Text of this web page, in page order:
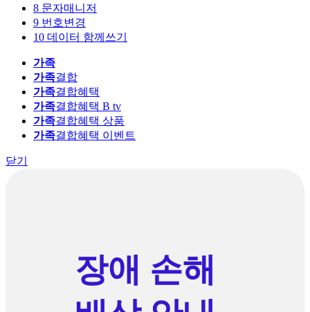
8 문자매니저
9 번호변경
10 데이터 함께쓰기
가족
가족결합
가족결합혜택
가족결합혜택 B tv
가족결합혜택 상품
가족결합혜택 이벤트
닫기
장애 손해